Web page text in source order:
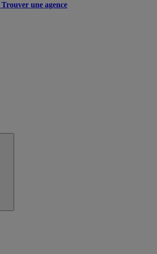
Trouver une agence